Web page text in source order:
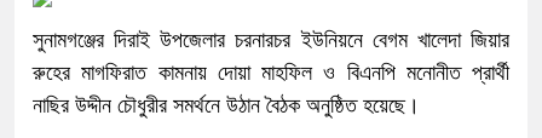
সুনামগঞ্জের দিরাই উপজেলার চরনারচর ইউনিয়নে বেগম খালেদা জিয়ার
রুহের মাগফিরাত কামনায় দোয়া মাহফিল ও বিএনপি মনোনীত প্রার্থী
নাছির উদ্দীন চৌধুরীর সমর্থনে উঠান বৈঠক অনুষ্ঠিত হয়েছে।